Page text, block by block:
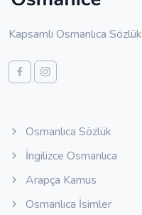
Kapsamlı Osmanlıca Sözlük
Osmanlıca Sözlük
İngilizce Osmanlıca
Arapça Kamus
Osmanlıca İsimler